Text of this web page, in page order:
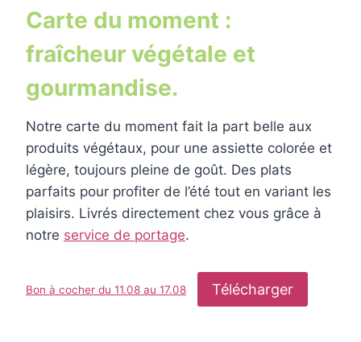
Carte du moment :
fraîcheur végétale et
gourmandise.
Notre carte du moment fait la part belle aux
produits végétaux, pour une assiette colorée et
légère, toujours pleine de goût. Des plats
parfaits pour profiter de l’été tout en variant les
plaisirs. Livrés directement chez vous grâce à
notre service de portage.
Bon à cocher du 11.08 au 17.08 Télécharger